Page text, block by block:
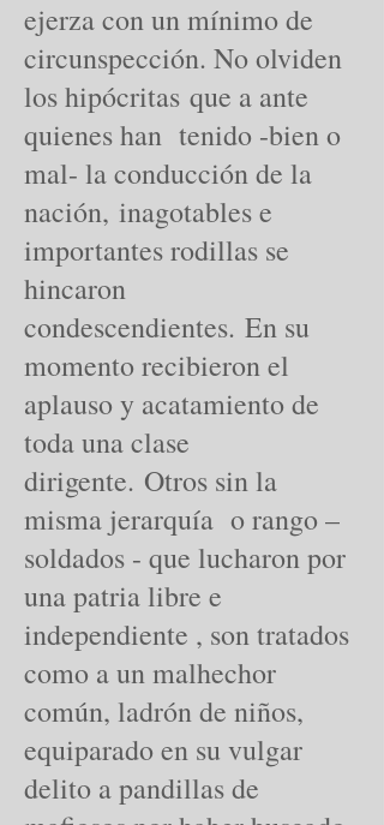
ejerza con un mínimo de
circunspección. No olviden
los hipócritas que a ante
quienes han tenido -bien o
mal- la conducción de la
nación, inagotables e
importantes rodillas se
hincaron
condescendientes. En su
momento recibieron el
aplauso y acatamiento de
toda una clase
dirigente. Otros sin la
misma jerarquía o rango –
soldados - que lucharon por
una patria libre e
independiente , son tratados
como a un malhechor
común, ladrón de niños,
equiparado en su vulgar
delito a pandillas de